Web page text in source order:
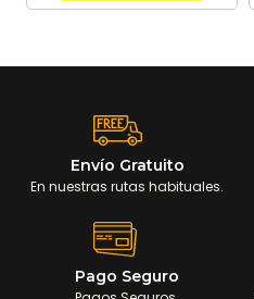
Envío Gratuito
En nuestras rutas habituales.
Pago Seguro